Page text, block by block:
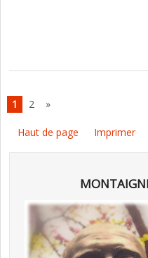
1 2 »
Haut de page Imprimer